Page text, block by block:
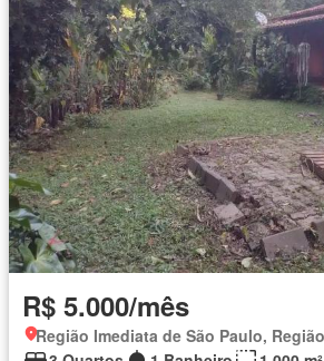
R$ 5.000/mês